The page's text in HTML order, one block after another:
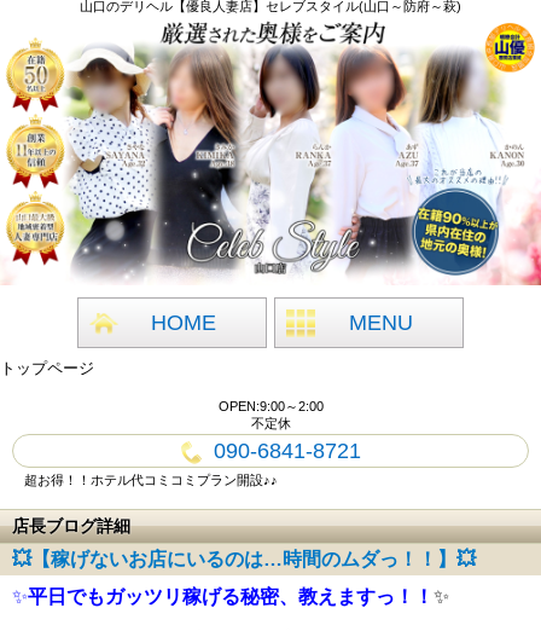
山口のデリヘル【優良人妻店】セレブスタイル(山口～防府～萩)
MENU
HOME
トップページ
OPEN:9:00～2:00
不定休
090-6841-8721
超お得！！ホテル代コミコミプラン開設♪♪
店長ブログ詳細
💥【稼げないお店にいるのは…時間のムダっ！！】💥
✨平日でもガッツリ稼げる秘密、教えますっ！！ ✨